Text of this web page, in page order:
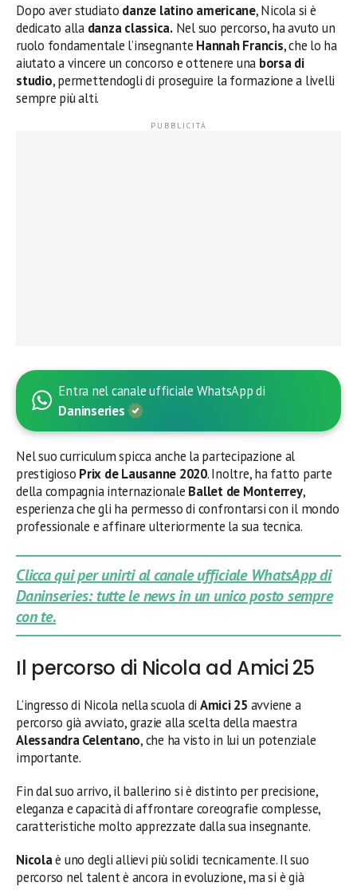
Dopo aver studiato danze latino americane, Nicola si è
dedicato alla danza classica.Nel suo percorso, ha avuto un
ruolo fondamentale l’insegnante Hannah Francis, che lo ha
aiutato a vincere un concorso e ottenere una borsa di
studio, permettendogli di proseguire la formazione a livelli
sempre più alti.
Entra nel canale ufficiale WhatsApp di
Daninseries
Nel suo curriculum spicca anche la partecipazione al
prestigioso Prix de Lausanne 2020. Inoltre, ha fatto parte
della compagnia internazionale Ballet de Monterrey,
esperienza che gli ha permesso di confrontarsi con il mondo
professionale e affinare ulteriormente la sua tecnica.
Clicca qui per unirti al canale ufficiale WhatsApp di
Daninseries: tutte le news in un unico posto sempre
con te.
Il percorso di Nicola ad Amici 25
L’ingresso di Nicola nella scuola di Amici 25 avviene a
percorso già avviato, grazie alla scelta della maestra
Alessandra Celentano, che ha visto in lui un potenziale
importante.
Fin dal suo arrivo, il ballerino si è distinto per precisione,
eleganza e capacità di affrontare coreografie complesse,
caratteristiche molto apprezzate dalla sua insegnante.
Nicolaè uno degli allievi più solidi tecnicamente. Il suo
percorso nel talent è ancora in evoluzione, ma si è già